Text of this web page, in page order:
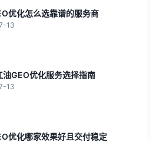
优化怎么选靠谱的服务商
13
GEO优化服务选择指南
13
优化哪家效果好且交付稳定